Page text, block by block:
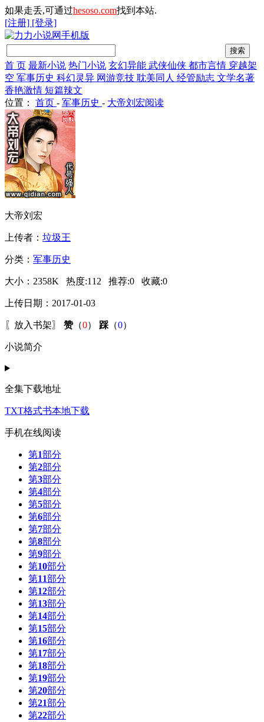
如果走丢,可通过hesoso.com找到本站.
[注册] [登录]
首 页 最新小说 热门小说 玄幻异能 武侠仙侠 都市言情 穿越架
空 军事历史 科幻灵异 网游竞技 耽美同人 经管励志 文学名著
香艳激情 短篇辣文
位置： 首页 - 军事历史 - 大帝刘宏阅读
大帝刘宏
上传者： 垃圾王
分类： 军事历史
大小： 2358K 热度:112 推荐:0 收藏:0
上传日期：2017-01-03
〖 放入书架〗 赞（0） 踩 （0）
小说简介
全集下载地址
TXT格式书本地下载
手机在线阅读
第1部分
第2部分
第3部分
第4部分
第5部分
第6部分
第7部分
第8部分
第9部分
第10部分
第11部分
第12部分
第13部分
第14部分
第15部分
第16部分
第17部分
第18部分
第19部分
第20部分
第21部分
第22部分